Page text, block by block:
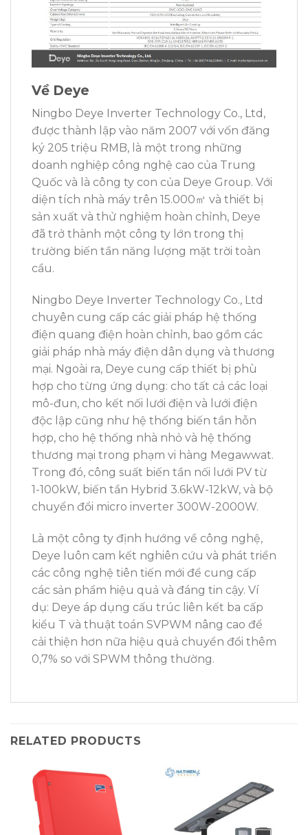
Về Deye
Ningbo Deye Inverter Technology Co., Ltd,
được thành lập vào năm 2007 với vốn đăng
ký 205 triệu RMB, là một trong những
doanh nghiệp công nghệ cao của Trung
Quốc và là công ty con của Deye Group. Với
diện tích nhà máy trên 15.000㎡ và thiết bị
sản xuất và thử nghiệm hoàn chỉnh, Deye
đã trở thành một công ty lớn trong thị
trường biến tần năng lượng mặt trời toàn
cầu.
Ningbo Deye Inverter Technology Co., Ltd
chuyên cung cấp các giải pháp hệ thống
điện quang điện hoàn chỉnh, bao gồm các
giải pháp nhà máy điện dân dụng và thương
mại. Ngoài ra, Deye cung cấp thiết bị phù
hợp cho từng ứng dụng: cho tất cả các loại
mô-đun, cho kết nối lưới điện và lưới điện
độc lập cũng như hệ thống biến tần hỗn
hợp, cho hệ thống nhà nhỏ và hệ thống
thương mại trong phạm vi hàng Megawwat.
Trong đó, công suất biến tần nối lưới PV từ
1-100kW, biến tần Hybrid 3.6kW-12kW, và bộ
chuyển đổi micro inverter 300W-2000W.
Là một công ty định hướng về công nghệ,
Deye luôn cam kết nghiên cứu và phát triển
các công nghệ tiên tiến mới để cung cấp
các sản phẩm hiệu quả và đáng tin cậy. Ví
dụ: Deye áp dụng cấu trúc liên kết ba cấp
kiểu T và thuật toán SVPWM nâng cao để
cải thiện hơn nữa hiệu quả chuyển đổi thêm
0,7% so với SPWM thông thường.
RELATED PRODUCTS